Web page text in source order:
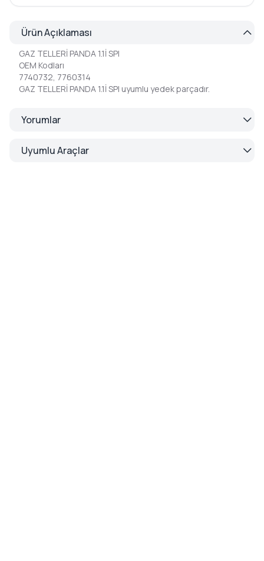
Ürün Açıklaması
GAZ TELLERİ PANDA 1.1İ SPI
OEM Kodları
7740732, 7760314
GAZ TELLERİ PANDA 1.1İ SPI uyumlu yedek parçadır.
Yorumlar
Uyumlu Araçlar